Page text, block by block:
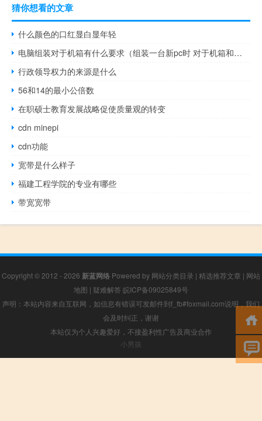
猜你想看的文章
什么颜色的口红显白显年轻
电脑组装对于机箱有什么要求（组装一台新pc时 对于机箱和电源的选择 哪个组件影响最大）
行政领导权力的来源是什么
56和14的最小公倍数
在职硕士教育发展战略促使质量观的转变
cdn minepi
cdn功能
宽带是什么样子
福建工程学院的专业有哪些
带宽宽带
Copyright © 2012 - 2026 新蓝网络 Powered by 网站分类目录 | 精选推荐文章 | 网站
地图 | 疑难解答 皖ICP备09025849号
声明：本站内容来自互联网，如信息有错误可发邮件到f_fb#foxmail.com说明，我们
会及时纠正，谢谢
本站仅为个人兴趣爱好，不接盈利性广告及商业合作
小男孩